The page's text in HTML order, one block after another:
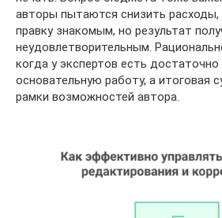
авторы пытаются снизить
правку знакомым, но результат
неудовлетворительным.
когда у экспертов есть достаточно
основательную работу, а итоговая
рамки возможностей автора.